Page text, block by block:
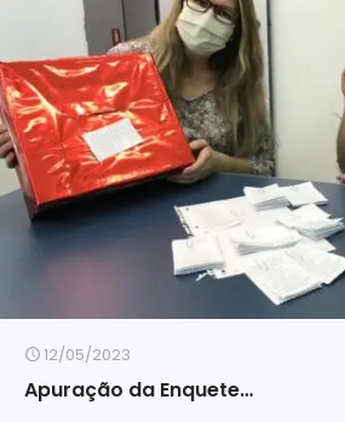
12/05/2023
Apuração da Enquete…